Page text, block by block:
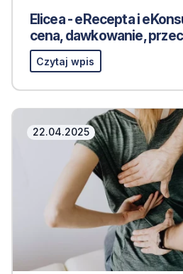
Elicea - eRecepta i
cena, dawkowanie,
Czytaj wpis
22.04.2025